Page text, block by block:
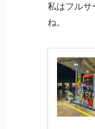
私はフルサ
ね。